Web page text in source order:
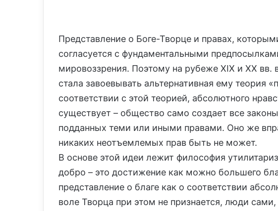
Представление о Боге-Творце и правах,
согласуется с фундаментальными
мировоззрения. Поэтому на рубеже XIX и XX вв.
стала завоевывать альтернативная ему теория
соответствии с этой теорией, абсолютного
существует – общество само создает все
подданных теми или иными правами. Оно же
никаких неотъемлемых прав быть не может.
В основе этой идеи лежит философия
добро – это достижение как можно большего
представление о благе как о соответствии
воле Творца при этом не признается, люди